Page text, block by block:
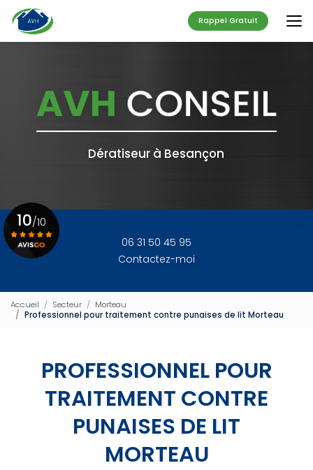
au
contenu
principal
Rappel Gratuit
Dératiseur à Besançon
06 31 50 45 95
Contactez-moi
10/10
Accueil Secteur
Morteau
Professionnel pour traitement contre punaises de lit Morteau
PROFESSIONNEL POUR
TRAITEMENT CONTRE
PUNAISES DE LIT
MORTEAU